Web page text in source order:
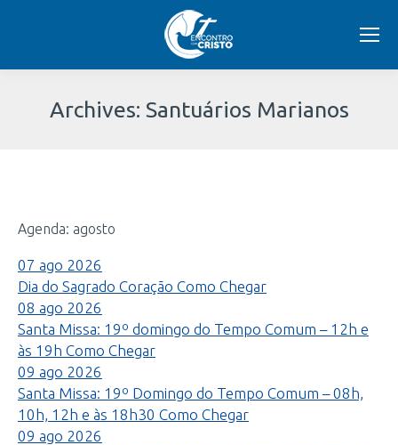
Archives: Santuários Marianos
Agenda: agosto
07 ago 2026
Dia do Sagrado Coração Como Chegar
08 ago 2026
Santa Missa: 19º domingo do Tempo Comum – 12h e
às 19h Como Chegar
09 ago 2026
Santa Missa: 19º Domingo do Tempo Comum – 08h,
10h, 12h e às 18h30 Como Chegar
09 ago 2026